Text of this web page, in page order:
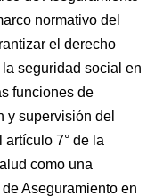
normativo del
el derecho
seguridad social en
funciones de
y supervisión del
7° de la
como una
Aseguramiento en